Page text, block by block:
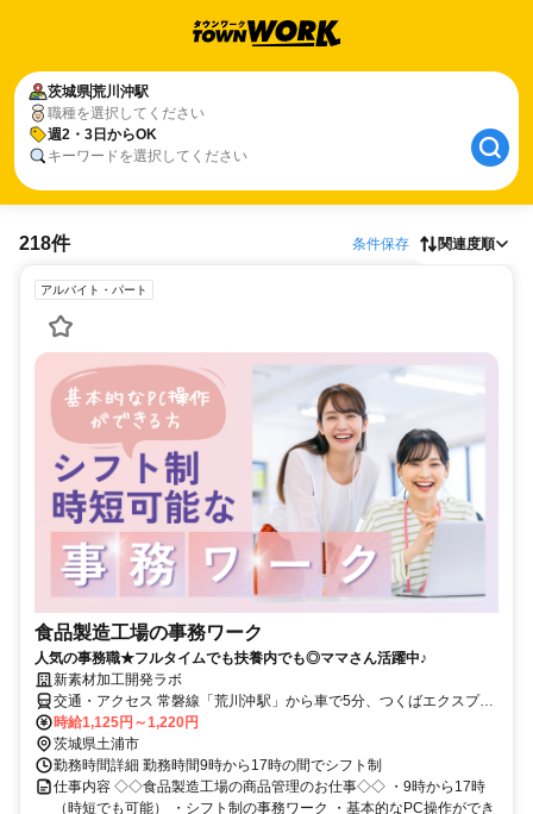
茨城県荒川沖駅
職種を選択してください
週2・3日からOK
キーワードを選択してください
218件 条件保存 関連度順
アルバイト・パート
食品製造工場の事務ワーク
人気の事務職★フルタイムでも扶養内でも◎ママさん活躍中♪
新素材加工開発ラボ
交通・アクセス 常磐線「荒川沖駅」から車で5分、つくばエクスプレ
ス「つくば駅」車で10分
時給1,125円～1,220円
茨城県土浦市
勤務時間詳細 勤務時間9時から17時の間でシフト制
仕事内容 ◇◇食品製造工場の商品管理のお仕事◇◇ ・9時から17時
（時短でも可能） ・シフト制の事務ワーク ・基本的なPC操作ができ